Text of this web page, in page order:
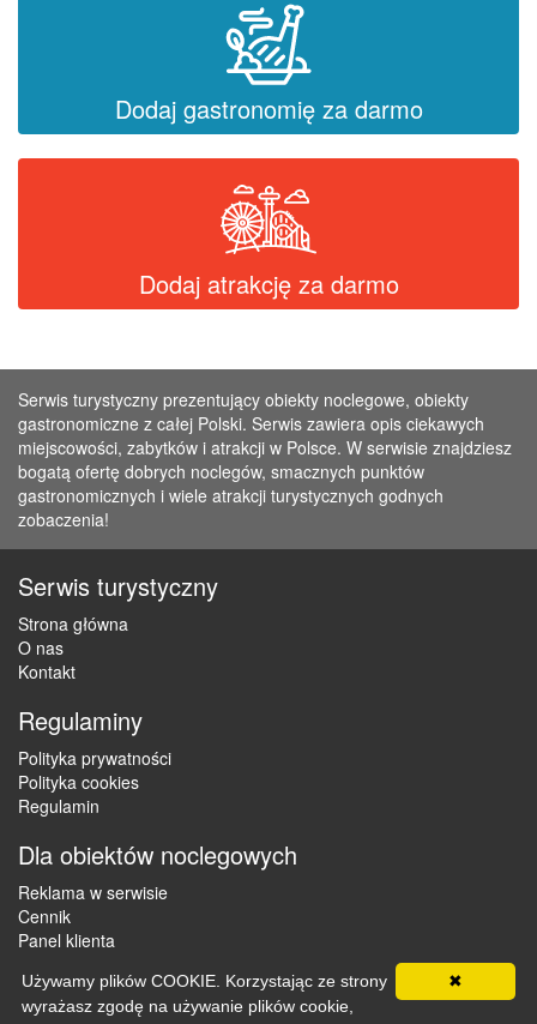
Dodaj gastronomię za darmo
Dodaj atrakcję za darmo
Serwis turystyczny prezentujący obiekty noclegowe, obiekty
gastronomiczne z całej Polski. Serwis zawiera opis ciekawych
miejscowości, zabytków i atrakcji w Polsce. W serwisie znajdziesz
bogatą ofertę dobrych noclegów, smacznych punktów
gastronomicznych i wiele atrakcji turystycznych godnych
zobaczenia!
Serwis turystyczny
Strona główna
O nas
Kontakt
Regulaminy
Polityka prywatności
Polityka cookies
Regulamin
Dla obiektów noclegowych
Reklama w serwisie
Cennik
Panel klienta
Copyright © 2012 - 2026 ZaklepNocleg.pl. Wszystkie prawa
✖
Używamy plików COOKIE. Korzystając ze strony
wyrażasz zgodę na używanie plików cookie,